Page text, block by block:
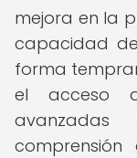
mejora en la
capacidad
forma
el acceso